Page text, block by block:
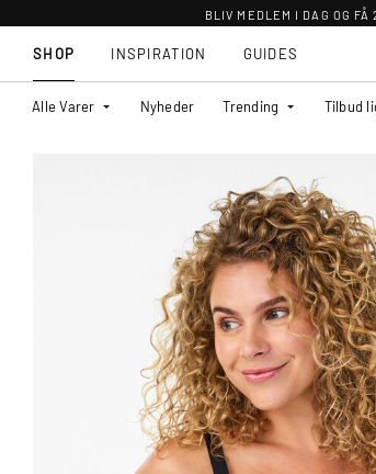
BLIV MEDLEM I DAG OG FÅ
SHOP
Alle Varer Nyheder Trending Tilbud
INSPIRATION GUIDES